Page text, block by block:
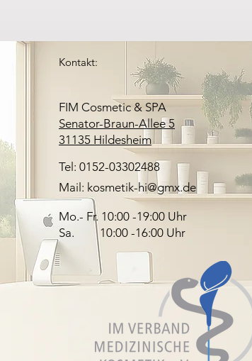
Kontakt:
Tel: 0152-03302488
Mail: kosmetik-hi@gmx.de
FIM Cosmetic & SPA
Senator-Braun-Allee 5
31135 Hildesheim
Mo.- Fr. 10:00 -19:00 Uhr
Sa. 10:00 -16:00 Uhr